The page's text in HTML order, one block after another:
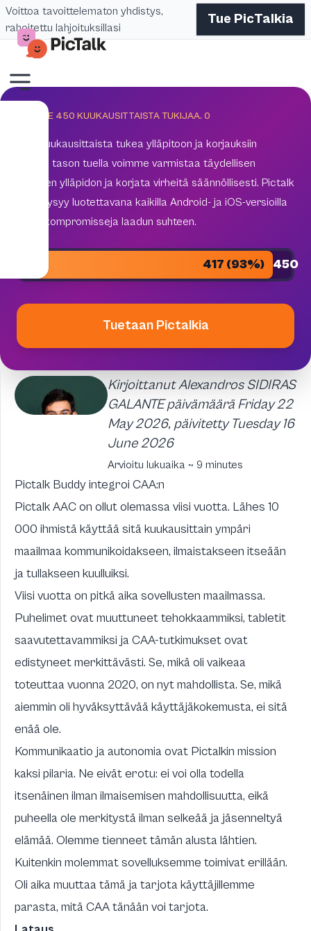
Voittoa tavoittelematon yhdistys,
rahoitettu lahjoituksillasi
Tue PicTalkia
TAVOITE 450 KUUKAUSITTAISTA TUKIJAA. 0
450 kuukausittaista tukea ylläpitoon ja korjauksiin
Tämän tason tuella voimme varmistaa täydellisen
teknisen ylläpidon ja korjata virheitä säännöllisesti. Pictalk
AAC pysyy luotettavana kaikilla Android- ja iOS-versioilla
ilman kompromisseja laadun suhteen.
417 (93%) 450
Tuetaan Pictalkia
Kirjoittanut Alexandros SIDIRAS
GALANTE päivämäärä Friday 22
May 2026, päivitetty Tuesday 16
June 2026
Arvioitu lukuaika ~ 9 minutes
Pictalk Buddy integroi CAA:n
Pictalk AAC on ollut olemassa viisi vuotta. Lähes 10
000 ihmistä käyttää sitä kuukausittain ympäri
maailmaa kommunikoidakseen, ilmaistakseen itseään
ja tullakseen kuulluiksi.
Viisi vuotta on pitkä aika sovellusten maailmassa.
Puhelimet ovat muuttuneet tehokkaammiksi, tabletit
saavutettavammiksi ja CAA-tutkimukset ovat
edistyneet merkittävästi. Se, mikä oli vaikeaa
toteuttaa vuonna 2020, on nyt mahdollista. Se, mikä
aiemmin oli hyväksyttävää käyttäjäkokemusta, ei sitä
enää ole.
Kommunikaatio ja autonomia ovat Pictalkin mission
kaksi pilaria. Ne eivät erotu: ei voi olla todella
itsenäinen ilman ilmaisemisen mahdollisuutta, eikä
puheella ole merkitystä ilman selkeää ja jäsenneltyä
elämää. Olemme tienneet tämän alusta lähtien.
Kuitenkin molemmat sovelluksemme toimivat erillään.
Oli aika muuttaa tämä ja tarjota käyttäjillemme
parasta, mitä CAA tänään voi tarjota.